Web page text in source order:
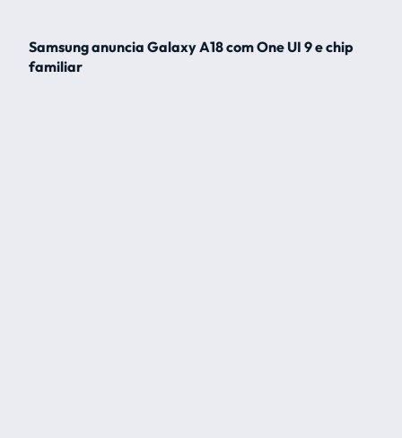
Samsung anuncia Galaxy A18 com One UI 9 e chip
familiar